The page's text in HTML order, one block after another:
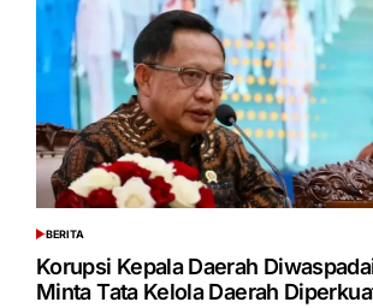
POSTED
IN
BERITA
Korupsi Kepala Daerah
Minta Tata Kelola Daerah